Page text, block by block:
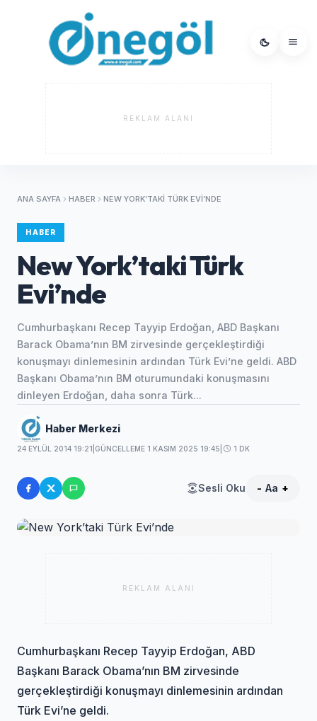
REKLAM ALANI
ANA SAYFA HABER NEW YORK’TAKI TÜRK EVI’NDE
HABER
New York’taki Türk
Evi’nde
Cumhurbaşkanı Recep Tayyip Erdoğan, ABD Başkanı
Barack Obama’nın BM zirvesinde gerçekleştirdiği
konuşmayı dinlemesinin ardından Türk Evi’ne geldi. ABD
Başkanı Obama’nın BM oturumundaki konuşmasını
dinleyen Erdoğan, daha sonra Türk...
Haber Merkezi
24 EYLÜL 2014 19:21 GÜNCELLEME 1 KASIM 2025 19:45 1 DK
Sesli Oku - Aa +
REKLAM ALANI
Cumhurbaşkanı Recep Tayyip Erdoğan, ABD
Başkanı Barack Obama’nın BM zirvesinde
gerçekleştirdiği konuşmayı dinlemesinin ardından
Türk Evi’ne geldi.